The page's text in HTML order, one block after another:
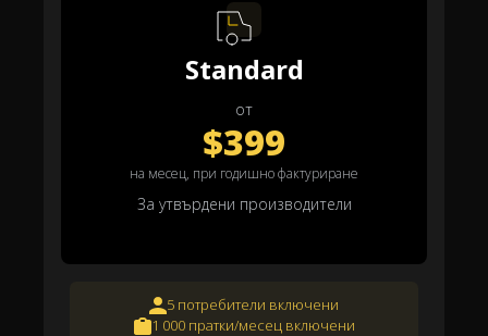
Standard
от
$399
на месец, при годишно фактуриране
За утвърдени производители
5 потребители включени
1 000 пратки/месец включени